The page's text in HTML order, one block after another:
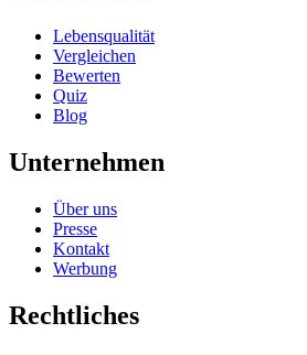
Lebensqualität
Vergleichen
Bewerten
Quiz
Blog
Unternehmen
Über uns
Presse
Kontakt
Werbung
Rechtliches